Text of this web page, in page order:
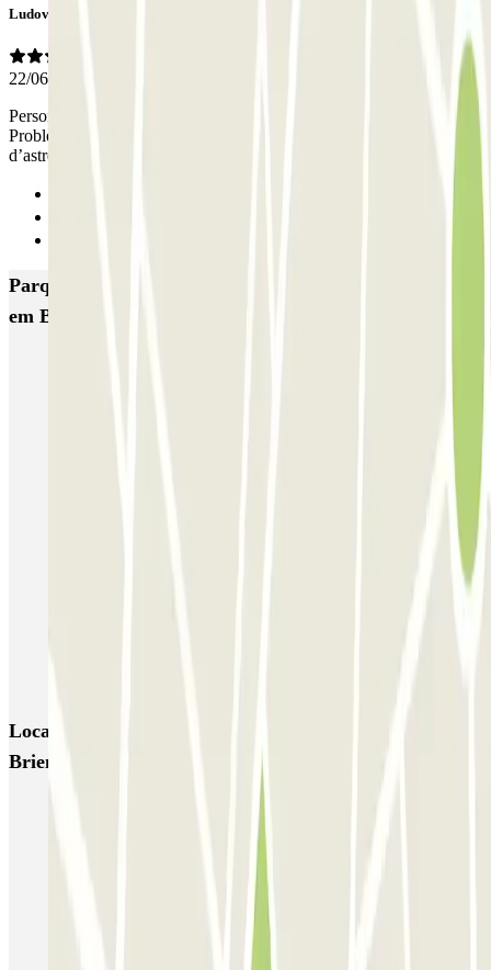
Ludovic
22/06/2025
Personne n’était en place sur le parking. Aucune présence physique.
Problème à la sortie avec obligation de contacter le service
d’astreinte pour sortir le véhicule du garage. C’est dommage.
Parques de estacionamento com melhor classificação
em Bordéus
Hôtel WOOD INN
Locais e eventos interessantes próximos de INDIGO
Brienne
Estacionamento perto da Place des Grands Hommes de Bordeaux
Parque de estacionamento perto do Terminal Billi do Aeroporto de
Reservar parque de estacionamento em Aeroporto de Bordéus-